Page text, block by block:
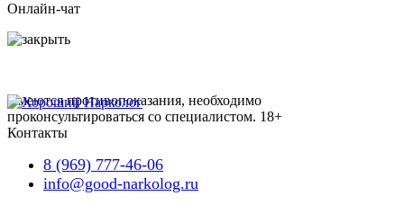
Онлайн-чат
Имеются противопоказания, необходимо
проконсультироваться со специалистом. 18+
Контакты
8 (969) 777-46-06
info@good-narkolog.ru